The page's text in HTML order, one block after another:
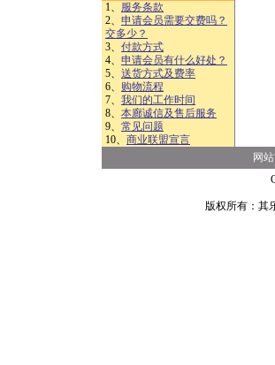
1、 服务条款
2、 申请会员需要交费吗？
交多少？
3、 付款方式
4、 申请会员有什么好处？
5、 送货方式及费率
6、 购物流程
7、 我们的工作时间
8、 本廊诚信及售后服务
9、 常见问题
10、 商业联盟宣言
网
版权所有：其